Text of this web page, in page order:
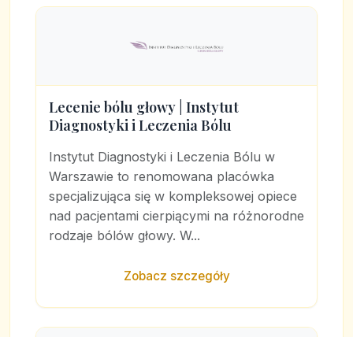
Lecenie bólu głowy | Instytut
Diagnostyki i Leczenia Bólu
Instytut Diagnostyki i Leczenia Bólu w
Warszawie to renomowana placówka
specjalizująca się w kompleksowej opiece
nad pacjentami cierpiącymi na różnorodne
rodzaje bólów głowy. W...
Zobacz szczegóły